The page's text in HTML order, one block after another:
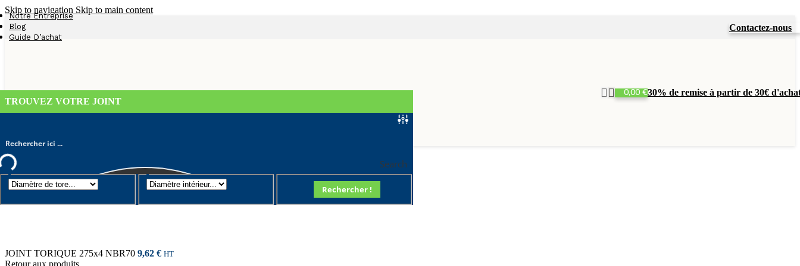
Skip to navigation Skip to main content
Notre Entreprise
Blog
Guide D’achat
Contactez-nous
TROUVEZ VOTRE JOINT
Search
Rechercher !
0,00€30% de remise à partir de 30€
Joint torique
JOINT TORIQUE 275x4 NBR70 9,62 € HT
Retour aux produits